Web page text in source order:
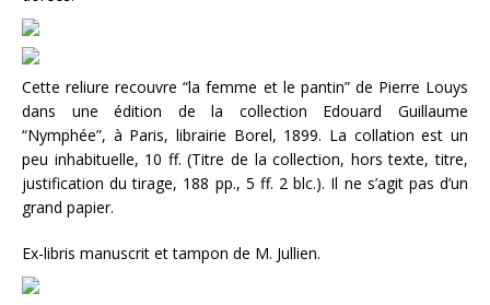
Cette reliure recouvre “la femme et le pantin” de Pierre Louys
dans une édition de la collection Edouard Guillaume
“Nymphée”, à Paris, librairie Borel, 1899. La collation est un
peu inhabituelle, 10 ff. (Titre de la collection, hors texte, titre,
justification du tirage, 188 pp., 5 ff. 2 blc.). Il ne s’agit pas d’un
grand papier.
Ex-libris manuscrit et tampon de M. Jullien.